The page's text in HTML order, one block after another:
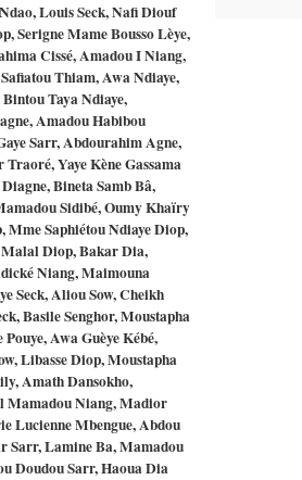
Louis Seck, Nafi Diouf
Serigne Mame Bousso Lèye,
Cissé, Amadou I Niang,
Thiam, Awa Ndiaye,
Taya Ndiaye,
Amadou Habibou
Sarr, Abdourahim Agne,
Yaye Kène Gassama
Bineta Samb Bâ,
Sidibé, Oumy Khaïry
Mme Saphiétou Ndiaye Diop,
Diop, Bakar Dia,
Niang, Maimouna
Seck, Aliou Sow, Cheikh
Basile Senghor, Moustapha
Awa Guèye Kébé,
Libasse Diop, Moustapha
Amath Dansokho,
Mamadou Niang, Madior
Lucienne Mbengue, Abdou
Sarr, Lamine Ba, Mamadou
Doudou Sarr, Haoua Dia